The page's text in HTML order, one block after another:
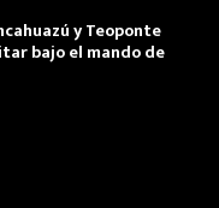
y Teoponte
bajo el mando de